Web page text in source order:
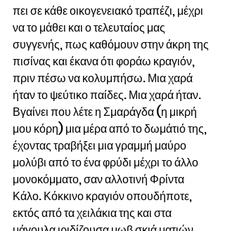
πει σε κάθε οικογενειακό τραπέζι, μέχρι
να το μάθει και ο τελευταίος μας
συγγενής, πως καθόμουν στην άκρη της
πισίνας και έκανα ότι φοράω κραγιόν,
πριν πέσω να κολυμπήσω. Μια χαρά
ήταν το ψεύτικο παίδες. Μια χαρά ήταν.
Βγαίνει που λέτε η Σμαράγδα (η μικρή
μου κόρη) μια μέρα από το δωμάτιό της,
έχοντας τραβήξει μια γραμμή μαύρο
μολύβι από το ένα φρύδι μέχρι το άλλο
μονοκόμματο, σαν αλλοτινή Φρίντα
Κάλο. Κόκκινο κραγιόν οπουδήποτε,
εκτός από τα χειλάκια της και στα